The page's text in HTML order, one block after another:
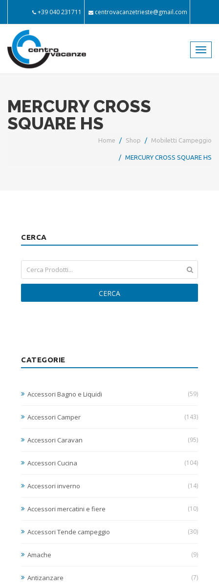
+39 040 231711 centrovacanzetrieste@gmail.com
MERCURY CROSS
SQUARE HS
Home Shop Mobiletti Campeggio
MERCURY CROSS SQUARE HS
CERCA
CERCA
CATEGORIE
Accessori Bagno e Liquidi (59)
Accessori Camper (143)
Accessori Caravan (95)
Accessori Cucina (104)
Accessori inverno (14)
Accessori mercatini e fiere (10)
Accessori Tende campeggio (30)
Amache (9)
Antizanzare (7)